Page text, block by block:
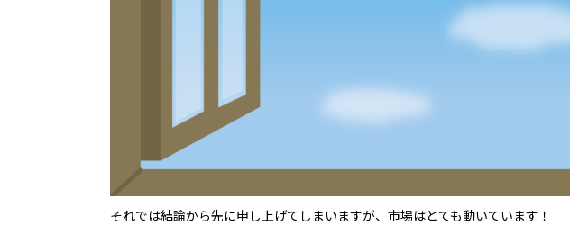
それでは結論から先に申し上げてしまいますが、市場はとても動いています！